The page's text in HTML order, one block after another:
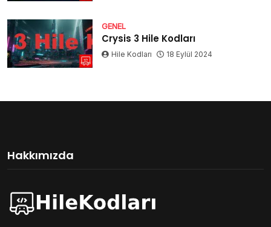
GENEL
Crysis 3 Hile Kodları
Hile Kodları 18 Eylül 2024
Hakkımızda